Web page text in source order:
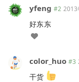
yfeng #2 2013
好东东
color_huo #3
干货